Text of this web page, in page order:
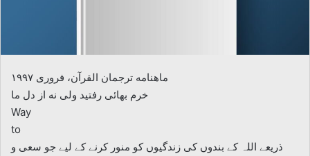
ماهنامه ترجمان القرآن، فروری ۱۹۹۷
خرم بھائی رفتید ولی نه از دل ما
Way
to
ذریعے اللہ کے بندوں کی زندگیوں کو منور کرنے کے لیے جو سعی و